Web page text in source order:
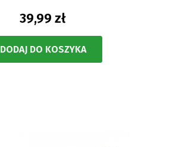
39,99 zł
DODAJ DO KOSZYKA